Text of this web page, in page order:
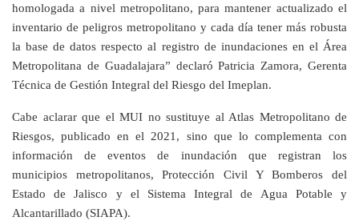
homologada a nivel metropolitano, para mantener actualizado el
inventario de peligros metropolitano y cada día tener más robusta
la base de datos respecto al registro de inundaciones en el Área
Metropolitana de Guadalajara” declaró Patricia Zamora, Gerenta
Técnica de Gestión Integral del Riesgo del Imeplan.
Cabe aclarar que el MUI no sustituye al Atlas Metropolitano de
Riesgos, publicado en el 2021, sino que lo complementa con
información de eventos de inundación que registran los
municipios metropolitanos, Protección Civil Y Bomberos del
Estado de Jalisco y el Sistema Integral de Agua Potable y
Alcantarillado (SIAPA).